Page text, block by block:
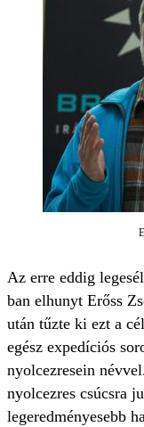
Az erre eddig
ban elhunyt Erőss
után tűzte ki ezt a
egész expedíciós
nyolcezresein
nyolcezres csúcsra
legeredményesebb